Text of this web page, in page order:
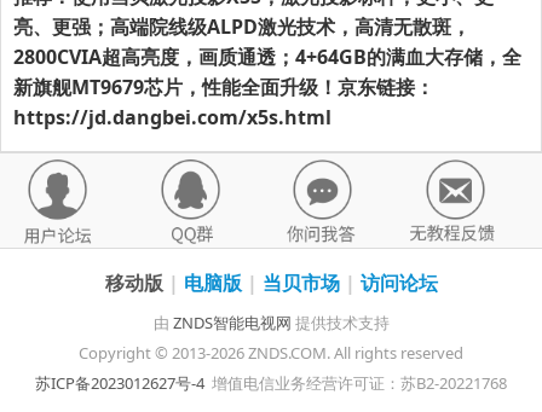
亮、更强；高端院线级ALPD激光技术，高清无散斑，
2800CVIA超高亮度，画质通透；4+64GB的满血大存储，全
新旗舰MT9679芯片，性能全面升级！京东链接：
https://jd.dangbei.com/x5s.html
移动版 | 电脑版 | 当贝市场 | 访问论坛
由 ZNDS智能电视网 提供技术支持
Copyright © 2013-2026 ZNDS.COM. All rights reserved
苏ICP备2023012627号-4增值电信业务经营许可证：苏B2-20221768